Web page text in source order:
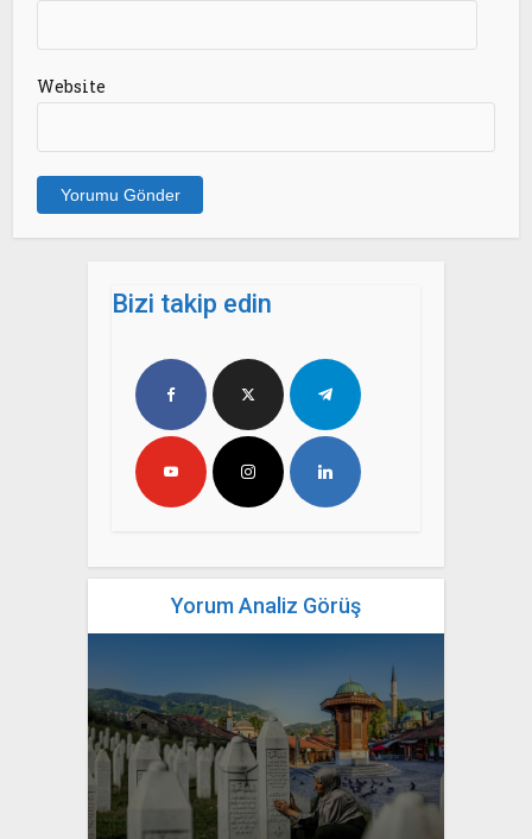
Website
Bizi takip edin
Yorum Analiz Görüş
yazan
Bahri Ak